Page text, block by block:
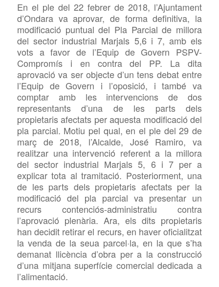
En el ple del 22 febrer de 2018, l’Ajuntament
d’Ondara va aprovar, de forma definitiva, la
modificació puntual del Pla Parcial de millora
del sector industrial Marjals 5,6 i 7, amb els
vots a favor de l’Equip de Govern PSPV-
Compromís i en contra del PP. La dita
aprovacióva ser objecte d’un tens debat entre
l’Equip de Govern i l’oposició, i també va
comptar amb les intervencions de dos
representants d’una de les parts dels
propietaris afectats per aquesta modificació del
pla parcial. Motiu pel qual, en el ple del 29 de
març de 2018, l’Alcalde, José Ramiro, va
realitzar una intervenció referent a la millora
del sector industrial Marjals 5, 6 i 7 per a
explicar tota al tramitació. Posteriorment, una
de les parts dels propietaris afectats per la
modificació del pla parcial va presentar un
recurs contenciós-administratiu contra
l’aprovació plenària. Ara, els dits propietaris
han decidit retirar el recurs, en haver oficialitzat
la venda de la seua parcel·la, en la que s’ha
demanat llicència d’obra per a la construcció
d’una mitjana superfície comercial dedicada a
l’alimentació.